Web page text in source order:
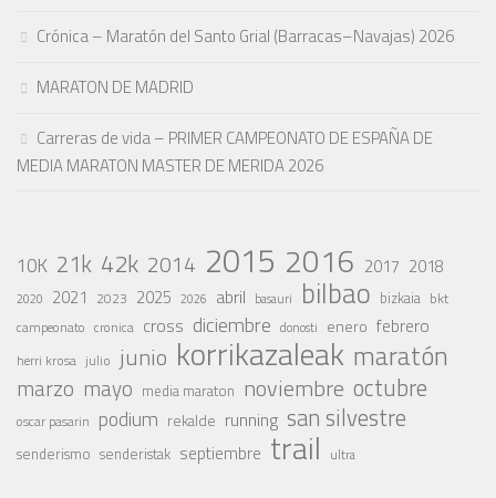
Crónica – Maratón del Santo Grial (Barracas–Navajas) 2026
MARATON DE MADRID
Carreras de vida – PRIMER CAMPEONATO DE ESPAÑA DE
MEDIA MARATON MASTER DE MERIDA 2026
10K 21k 42k 2014 2015 2016 2017 2018
2020 2021 2023 2025 2026 abril basauri bilbao bizkaia bkt
campeonato cronica cross diciembre donosti enero febrero
herri krosa julio junio korrikazaleak maratón
marzo mayo media maraton noviembre octubre
oscar pasarin podium rekalde running san silvestre
senderismo senderistak septiembre trail ultra